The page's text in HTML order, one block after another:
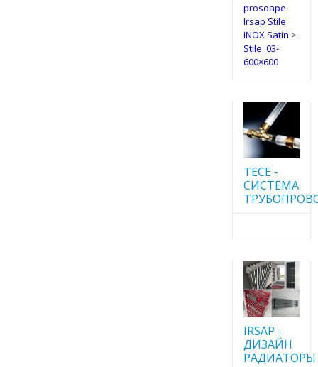
prosoape
Irsap Stile
INOX Satin >
Stile_03-
600×600
TECE -
CИСТЕМА
IRSAP -
ДИЗАЙН
РАДИАТОРЫ